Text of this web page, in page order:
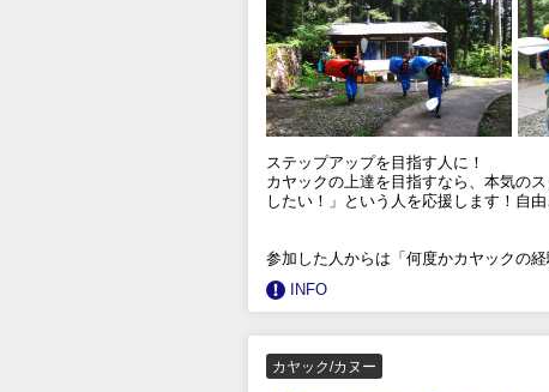
ステップアップを目指す人に！
カヤックの上達を目指すなら、本気の
したい！」という人を応援します！自
参加した人からは「何度かカヤックの
INFO
カヤック/カヌー